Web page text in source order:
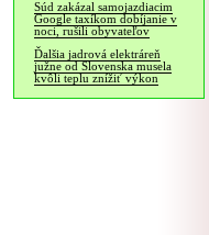
Súd zakázal samojazdiacim
Google taxíkom dobíjanie v
noci, rušili obyvateľov
Ďalšia jadrová elektráreň
južne od Slovenska musela
kvôli teplu znížiť výkon